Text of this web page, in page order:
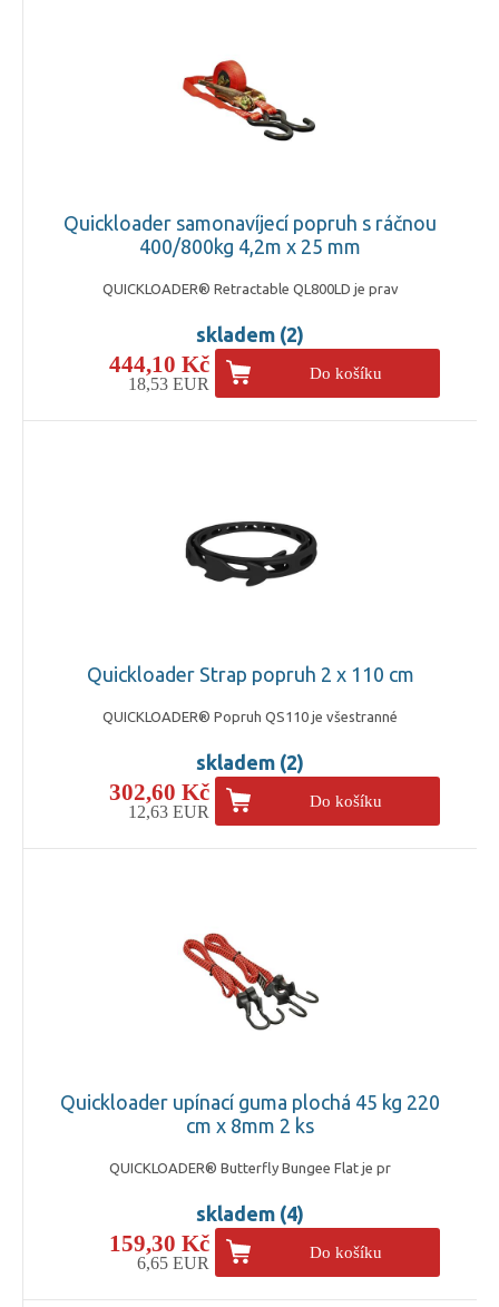
Quickloader samonavíjecí popruh s ráčnou
400/800kg 4,2m x 25 mm
QUICKLOADER® Retractable QL800LD je prav
skladem (2)
444,10 Kč
18,53 EUR
Do košíku
Quickloader Strap popruh 2 x 110 cm
QUICKLOADER® Popruh QS110 je všestranné
skladem (2)
302,60 Kč
12,63 EUR
Do košíku
Quickloader upínací guma plochá 45 kg 220
cm x 8mm 2 ks
QUICKLOADER® Butterfly Bungee Flat je pr
skladem (4)
159,30 Kč
6,65 EUR
Do košíku